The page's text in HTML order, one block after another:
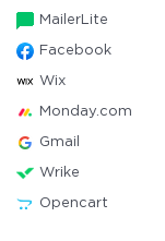
MailerLite
Facebook
Wix
Monday.com
Gmail
Wrike
Opencart